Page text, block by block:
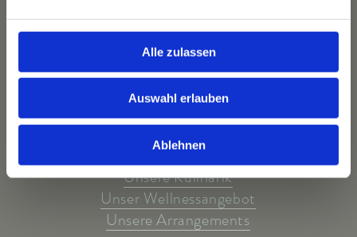
Alle zulassen
Auswahl erlauben
Ablehnen
Das Bauernhaus
Unser Team
Unsere Wohnwelten
Unsere Kulinarik
Unser Wellnessangebot
Unsere Arrangements